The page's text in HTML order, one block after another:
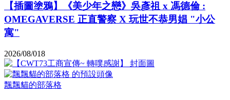
【插圖塗鴉】《美少年之戀》吳彥祖 x 馮德倫 :
OMEGAVERSE 正直警察 X 玩世不恭男娼 "小公
寓"
2026/08/018
飄飄貓的部落格